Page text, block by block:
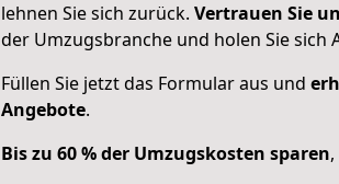
lehnen Sie sich zurück. Vertrauen Sie
der Umzugsbranche und holen Sie sich
Füllen Sie jetzt das Formular aus und
Angebote.
Bis zu 60 % der Umzugskosten sparen